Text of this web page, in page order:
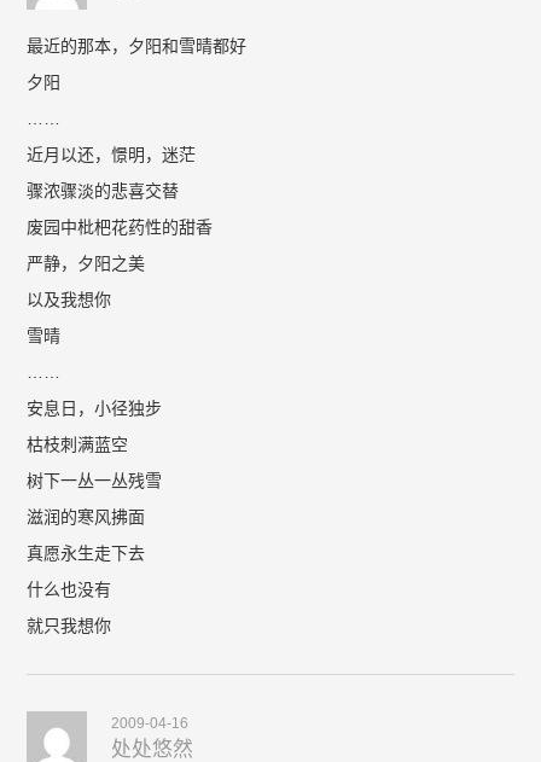
最近的那本，夕阳和雪晴都好
夕阳
近月以还，憬明，迷茫
骤浓骤淡的悲喜交替
废园中枇杷花药性的甜香
严静，夕阳之美
以及我想你
雪晴
安息日，小径独步
枯枝刺满蓝空
树下一丛一丛残雪
滋润的寒风拂面
真愿永生走下去
什么也没有
就只我想你
2009-04-16
处处悠然